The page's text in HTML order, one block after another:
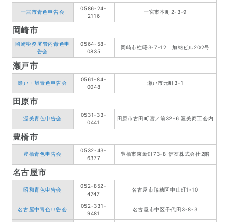
一宮市青色申告会
0586-24-
2116
一宮市本町2-3-9
岡崎市
岡崎税務署管内青色申
告会
0564-58-
0835
岡崎市柱曙3-7-12 加納ビル202号
瀬戸市
瀬戸・旭青色申告会
0561-84-
0048
瀬戸市元町3-1
田原市
渥美青色申告会
0531-33-
0441
田原市古田町宮ノ前32-6 渥美商工会内
豊橋市
豊橋青色申告会
0532-43-
6377
豊橋市東新町73-8 信友株式会社2階
名古屋市
昭和青色申告会
052-852-
4747
名古屋市瑞穂区中山町1-10
名古屋中青色申告会
052-331-
9481
名古屋市中区千代田3-8-3